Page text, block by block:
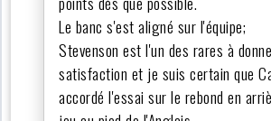
Le banc s'est aligné sur l'équipe;
Stevenson est l'un des rares à
satisfaction et je suis certain que
accordé l'essai sur le rebond en